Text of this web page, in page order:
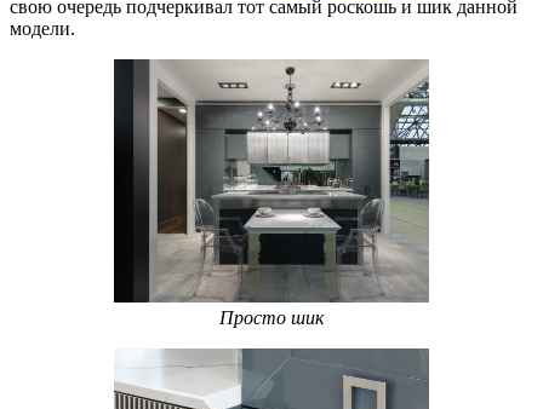
свою очередь подчеркивал тот самый роскошь и шик данной
модели.
Просто шик